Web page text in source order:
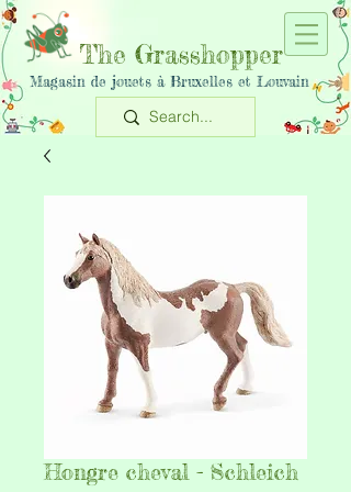
The Grasshopper
Magasin de jouets à Bruxelles et Louvain
Hongre cheval - Schleich